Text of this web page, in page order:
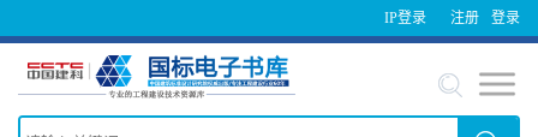
IP登录 登录
注册